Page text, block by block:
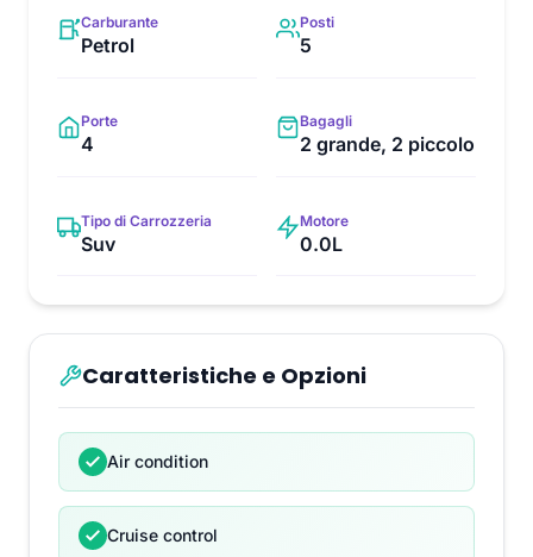
Carburante
Petrol
Posti
5
Porte
4
Bagagli
2 grande, 2 piccolo
Tipo di Carrozzeria
Suv
Motore
0.0L
Caratteristiche e Opzioni
Air condition
Cruise control